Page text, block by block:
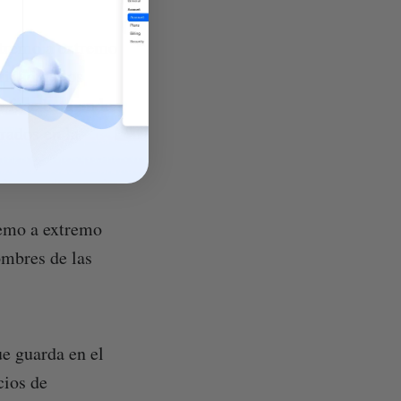
a extremo
de los
fase beta en la
en la
a extremo
de las
guarda en el
de